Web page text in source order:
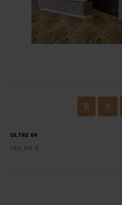
OLTRE 04
140,00 €